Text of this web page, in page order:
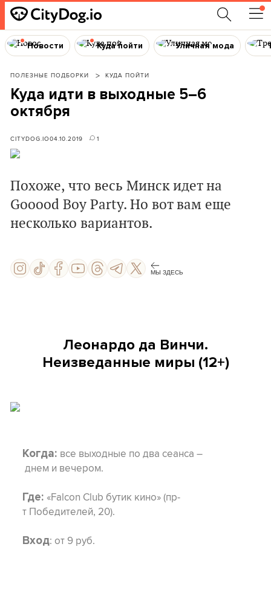
Новости Куда пойти Уличная мода
ПОЛЕЗНЫЕ ПОДБОРКИ КУДА ПОЙТИ
Куда идти в выходные 5–6
октября
CITYDOG.IO04.10.2019 1
Похоже, что весь Минск идет на
Gooood Boy Party. Но вот вам еще
несколько вариантов.
МЫ ЗДЕСЬ
Леонардо да Винчи.
Неизведанные миры (12+)
Когда: все выходные по два сеанса –
днем и вечером.
Где: «Falcon Club бутик кино» (пр-
т Победителей, 20).
Вход: от 9 руб.